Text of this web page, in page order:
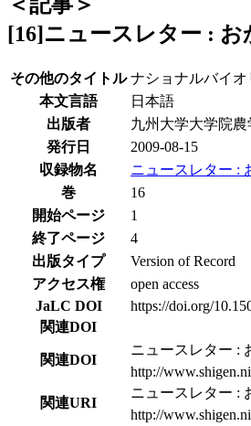
[16]ニュースレター : お
その他のタイトル ナショナルバイ
本文言語
日本語
出版者
九州大学大学院
発行日
2009-08-15
収録物名
ニュースレター :
巻
16
開始ページ
1
終了ページ
4
出版タイプ
Version of Record
アクセス権
open access
JaLC DOI
https://doi.org/
関連DOI
関連DOI
ニュースレター :
http://
関連URI
ニュースレター :
http://